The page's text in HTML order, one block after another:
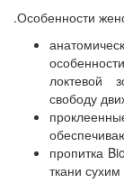
.Особенности
локтевой
свободу
пропитка
ткани